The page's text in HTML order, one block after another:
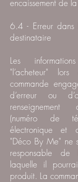
encaissement de
6.4 - Erreur dans
destinataire
Les
"l’acheteur"
commande
d’erreur ou
renseignement
(numéro de
électronique et
"Déco By Me" ne
responsable de
laquelle il
produit. La